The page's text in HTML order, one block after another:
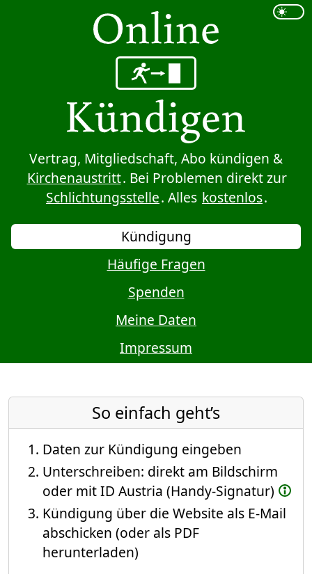
Sprung zum Inhalt
Vertrag, Mitgliedschaft, Abo kündigen &
Kirchenaustritt. Bei Problemen direkt zur
Schlichtungsstelle. Alles kostenlos.
Kündigung
Häufige Fragen
Spenden
Meine Daten
Impressum
So einfach geht’s
Daten zur Kündigung eingeben
Unterschreiben: direkt am Bildschirm
oder mit ID Austria (Handy-Signatur)
Kündigung über die Website als E-Mail
abschicken (oder als PDF
herunterladen)